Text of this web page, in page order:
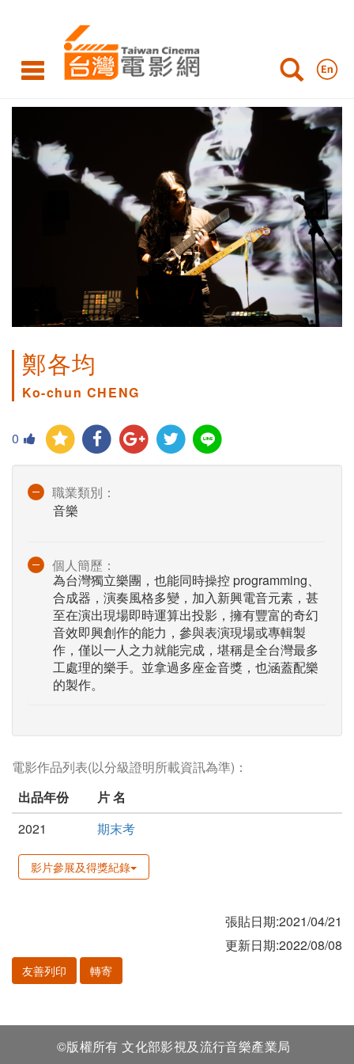
鄭各均
Ko-chun CHENG
0
職業類別：
音樂
個人簡歷：
為台灣獨立樂團，也能同時操控 programming、
合成器，演奏風格多變，加入新興電音元素，甚
至在演出現場即時運算出投影，擁有豐富的奇幻
音效即興創作的能力，參與表演現場或專輯製
作，僅以一人之力就能完成，堪稱是全台灣最多
工處理的樂手。並拿過多座金音獎，也涵蓋配樂
的製作。
電影作品列表(以分級證明所載資訊為準)：
出品年份
片 名
2021
期末考
影片參展及得獎紀錄
張貼日期:2021/04/21
更新日期:2022/08/08
友善列印 轉寄
©版權所有 文化部影視及流行音樂產業局